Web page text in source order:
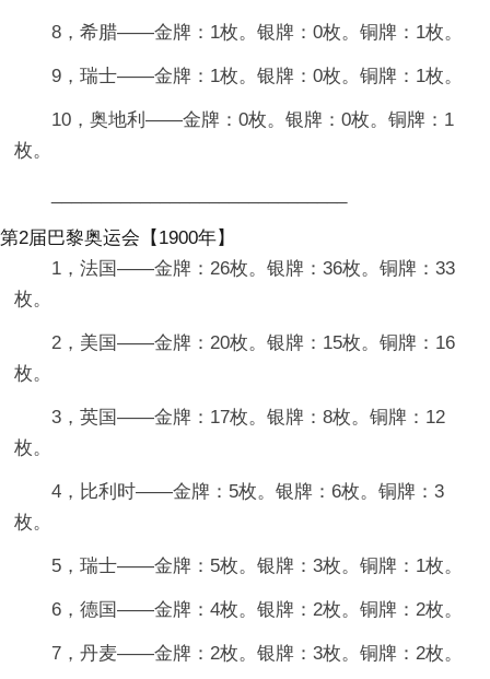
8，希腊——金牌：1枚。银牌：0枚。铜牌：1枚。
9，瑞士——金牌：1枚。银牌：0枚。铜牌：1枚。
10，奥地利——金牌：0枚。银牌：0枚。铜牌：1
枚。
第2届巴黎奥运会【1900年】
1，法国——金牌：26枚。银牌：36枚。铜牌：33
枚。
2，美国——金牌：20枚。银牌：15枚。铜牌：16
枚。
3，英国——金牌：17枚。银牌：8枚。铜牌：12
枚。
4，比利时——金牌：5枚。银牌：6枚。铜牌：3
枚。
5，瑞士——金牌：5枚。银牌：3枚。铜牌：1枚。
6，德国——金牌：4枚。银牌：2枚。铜牌：2枚。
7，丹麦——金牌：2枚。银牌：3枚。铜牌：2枚。